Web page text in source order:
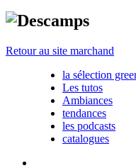
Retour au site marchand
la sélection
Les tutos
Ambiances
tendances
les podcasts
catalogues